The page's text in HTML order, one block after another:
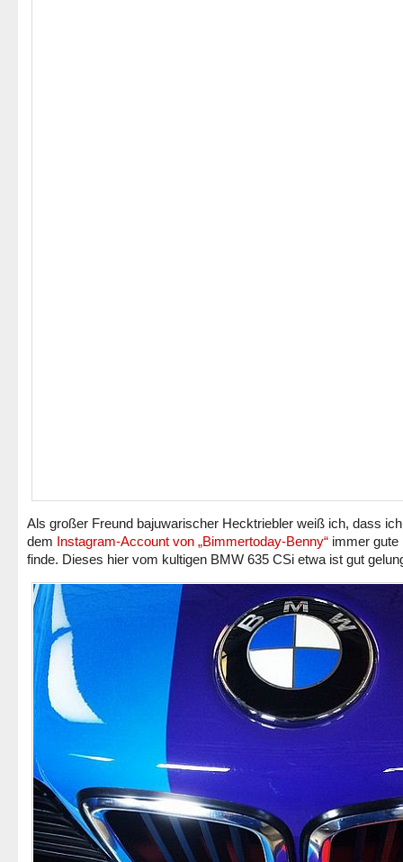
Als großer Freund bajuwarischer Hecktriebler weiß ich, dass
dem Instagram-Account von „Bimmertoday-Benny“ immer gute
finde. Dieses hier vom kultigen BMW 635 CSi etwa ist gut